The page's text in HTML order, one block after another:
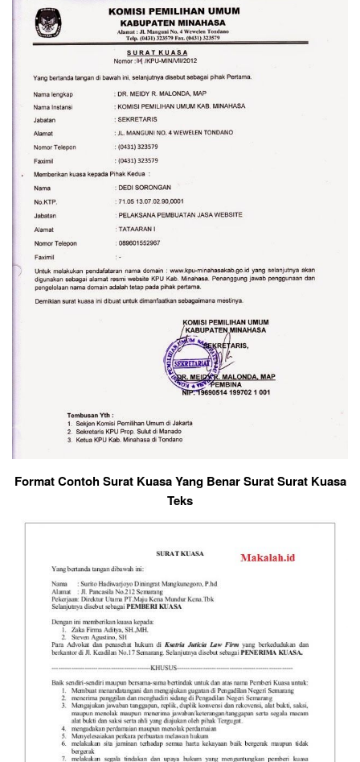
Format Contoh Surat Kuasa Yang Benar Surat Surat Kuasa
Teks